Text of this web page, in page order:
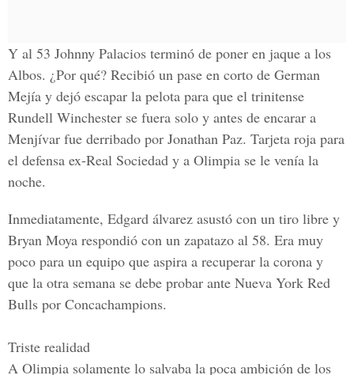
Y al 53 Johnny Palacios terminó de poner en jaque a los
Albos. ¿Por qué? Recibió un pase en corto de German
Mejía y dejó escapar la pelota para que el trinitense
Rundell Winchester se fuera solo y antes de encarar a
Menjívar fue derribado por Jonathan Paz. Tarjeta roja para
el defensa ex-Real Sociedad y a Olimpia se le venía la
noche.
Inmediatamente, Edgard álvarez asustó con un tiro libre y
Bryan Moya respondió con un zapatazo al 58. Era muy
poco para un equipo que aspira a recuperar la corona y
que la otra semana se debe probar ante Nueva York Red
Bulls por Concachampions.
Triste realidad
A Olimpia solamente lo salvaba la poca ambición de los